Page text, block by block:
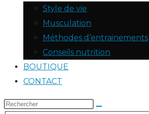
Style de vie
Musculation
Méthodes d’entrainements
Conseils nutrition
BOUTIQUE
CONTACT